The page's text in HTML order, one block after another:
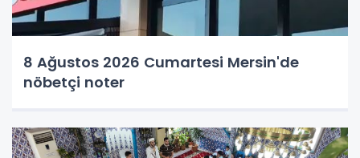
8 Ağustos 2026 Cumartesi Mersin'de
nöbetçi noter